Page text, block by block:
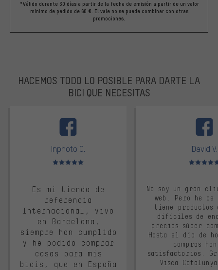
*Válido durante 30 días a partir de la fecha de emisión a partir de un valor
mínimo de pedido de 60 €. El vale no se puede combinar con otras
promociones.
HACEMOS TODO LO POSIBLE PARA DARTE LA
BICI QUE NECESITAS
Inphoto C.
Valoración media: 5 de 5
Es mi tienda de
referencia
Internacional, vivo
en Barcelona,
siempre han cumplido
y he podido comprar
cosas para mis
bicis, que en España
David V.
Valoración
No soy un gran
web. Pero he
tiene productos
difíciles de
precios súper
Hasta el día de
compras
satisfactorios.
Visca